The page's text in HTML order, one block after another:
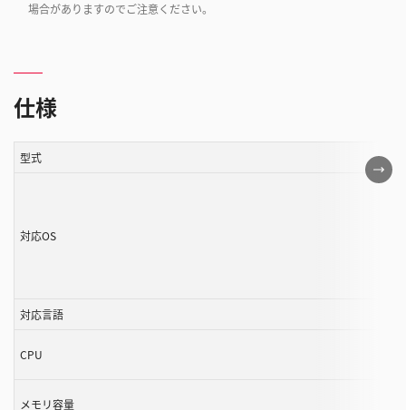
場合がありますのでご注意ください。
仕様
こ
の
型式
対応OS
対応言語
CPU
メモリ容量